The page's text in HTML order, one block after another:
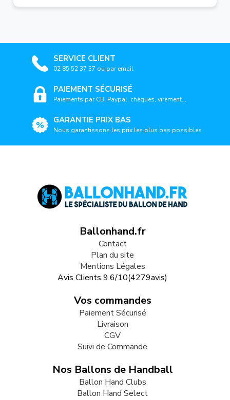
SERVICE CLIENT
02 85 52 37 37 ou par email
PAIEMENT SÉCURISÉ
Paiements par CB, Paypal, chèques, virement...
GARANTIE PRIX BAS
Nous garantissons les prix les plus bas possibles
Ballonhand.fr
Contact
Plan du site
Mentions Légales
Avis Clients 9.6/10(4279avis)
Vos commandes
Paiement Sécurisé
Livraison
CGV
Suivi de Commande
Nos Ballons de Handball
Ballon Hand Clubs
Ballon Hand Select